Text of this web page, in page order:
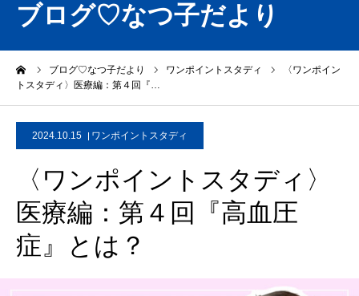
ブログ♡なつ子だより
ブログ♡なつ子だより ワンポイントスタディ
〈ワンポイン
トスタディ〉医療編：第４回『…
2024.10.15 ワンポイントスタディ
〈ワンポイントスタディ〉
医療編：第４回『高血圧
症』とは？